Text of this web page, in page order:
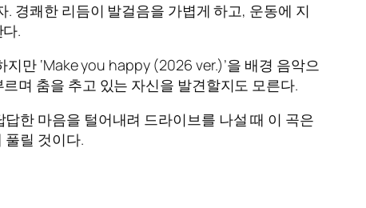
경쾌한 리듬이 발걸음을 가볍게 하고, 운동에 지
.
만 ‘Make you happy (2026 ver.)’을 배경 음악으
며 춤을 추고 있는 자신을 발견할지도 모른다.
한 마음을 털어내려 드라이브를 나설 때 이 곡은
풀릴 것이다.